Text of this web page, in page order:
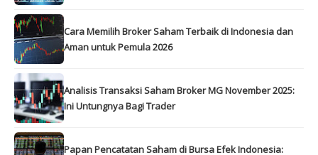
Cara Memilih Broker Saham Terbaik di Indonesia dan
Aman untuk Pemula 2026
Analisis Transaksi Saham Broker MG November 2025:
Ini Untungnya Bagi Trader
Papan Pencatatan Saham di Bursa Efek Indonesia: